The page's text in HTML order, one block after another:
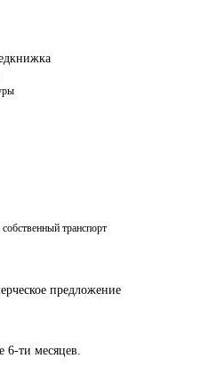
собственный транспорт
предложение
6-ти месяцев.